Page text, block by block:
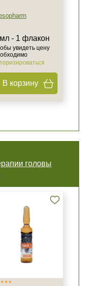
- 1 флакон
увидеть цену
В корзину
головы